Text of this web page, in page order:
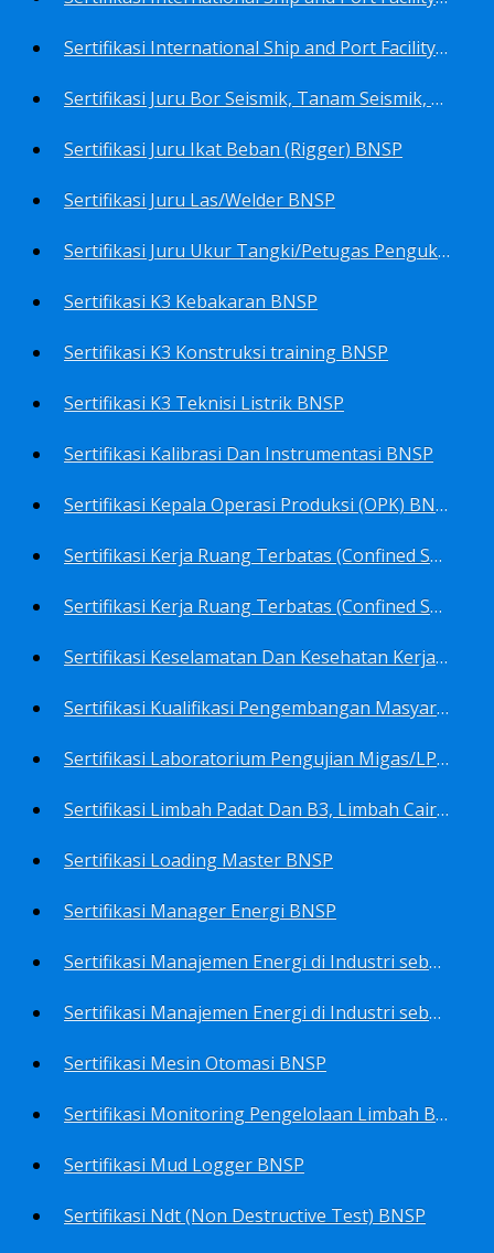
Sertifikasi International Ship and Port Facility Security Code/ISPS Code training for Security Area Manager BNSP
Sertifikasi Juru Bor Seismik, Tanam Seismik, Tembak Seismik BNSP
Sertifikasi Juru Ikat Beban (Rigger) BNSP
Sertifikasi Juru Las/Welder BNSP
Sertifikasi Juru Ukur Tangki/Petugas Pengukur Tangki Migas BNSP
Sertifikasi K3 Kebakaran BNSP
Sertifikasi K3 Konstruksi training BNSP
Sertifikasi K3 Teknisi Listrik BNSP
Sertifikasi Kalibrasi Dan Instrumentasi BNSP
Sertifikasi Kepala Operasi Produksi (OPK) BNSP
Sertifikasi Kerja Ruang Terbatas (Confined Spaces)-Ahli Muda Ruang Terbatas (AMURT/Supervisor) BNSP
Sertifikasi Kerja Ruang Terbatas (Confined Spaces)-Teknisi Ruang Terbatas (TRT/Entrants) BNSP
Sertifikasi Keselamatan Dan Kesehatan Kerja BNSP
Sertifikasi Kualifikasi Pengembangan Masyarakat BNSP
Sertifikasi Laboratorium Pengujian Migas/LPM BNSP
Sertifikasi Limbah Padat Dan B3, Limbah Cair BNSP
Sertifikasi Loading Master BNSP
Sertifikasi Manager Energi BNSP
Sertifikasi Manajemen Energi di Industri sebagai Auditor BNSP
Sertifikasi Manajemen Energi di Industri sebagai Manager Energy BNSP
Sertifikasi Mesin Otomasi BNSP
Sertifikasi Monitoring Pengelolaan Limbah B3 BNSP
Sertifikasi Mud Logger BNSP
Sertifikasi Ndt (Non Destructive Test) BNSP